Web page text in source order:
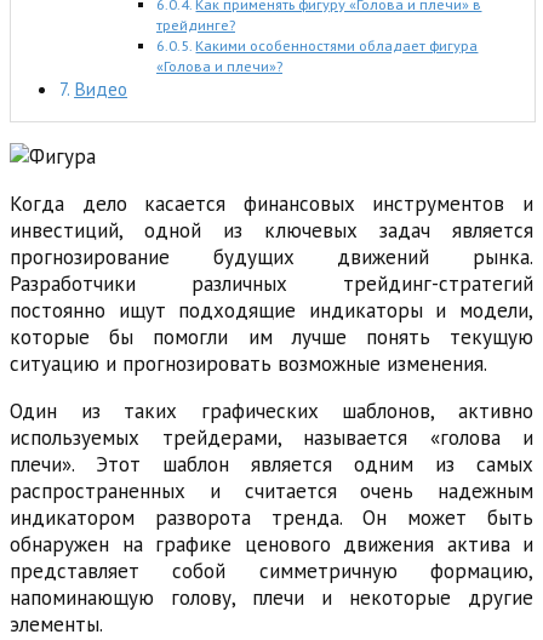
Как применять фигуру «Голова и плечи» в
трейдинге?
Какими особенностями обладает фигура
«Голова и плечи»?
Видео
Когда дело касается финансовых инструментов и
инвестиций, одной из ключевых задач является
прогнозирование будущих движений рынка.
Разработчики различных трейдинг-стратегий
постоянно ищут подходящие индикаторы и модели,
которые бы помогли им лучше понять текущую
ситуацию и прогнозировать возможные изменения.
Один из таких графических шаблонов, активно
используемых трейдерами, называется «голова и
плечи». Этот шаблон является одним из самых
распространенных и считается очень надежным
индикатором разворота тренда. Он может быть
обнаружен на графике ценового движения актива и
представляет собой симметричную формацию,
напоминающую голову, плечи и некоторые другие
элементы.